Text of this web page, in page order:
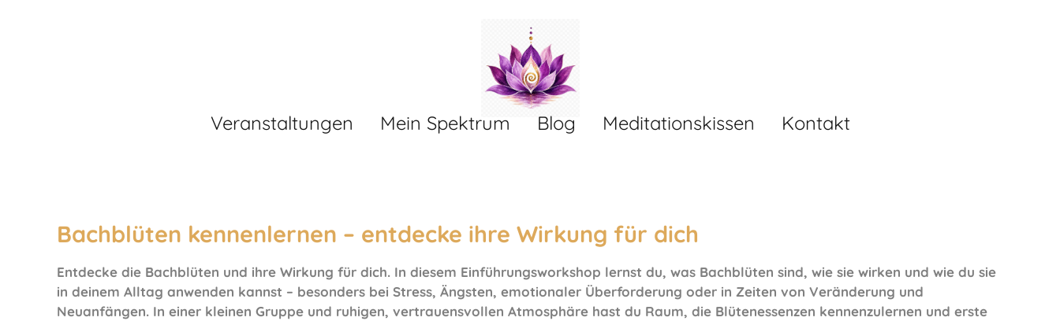
Veranstaltungen Mein Spektrum Blog Meditationskissen Kontakt
Bachblüten kennenlernen – entdecke ihre Wirkung für dich
Entdecke die Bachblüten und ihre Wirkung für dich. In diesem Einführungsworkshop lernst du, was Bachblüten sind, wie sie wirken und wie du sie
in deinem Alltag anwenden kannst – besonders bei Stress, Ängsten, emotionaler Überforderung oder in Zeiten von Veränderung und
Neuanfängen. In einer kleinen Gruppe und ruhigen, vertrauensvollen Atmosphäre hast du Raum, die Blütenessenzen kennenzulernen und erste